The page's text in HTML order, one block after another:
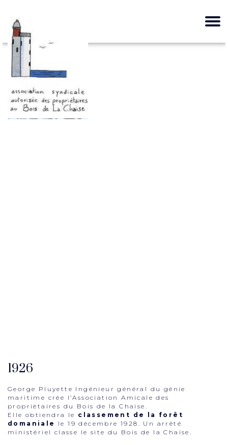
1926
George Pluyette Ingénieur général du génie
maritime crée l’Association Amicale des
propriétaires du Bois de la Chaise.
Elle obtiendra le classement de la forêt
domaniale
le 19 décembre 1928. Un arrêté
ministériel classe le site du Bois de la Chaise.